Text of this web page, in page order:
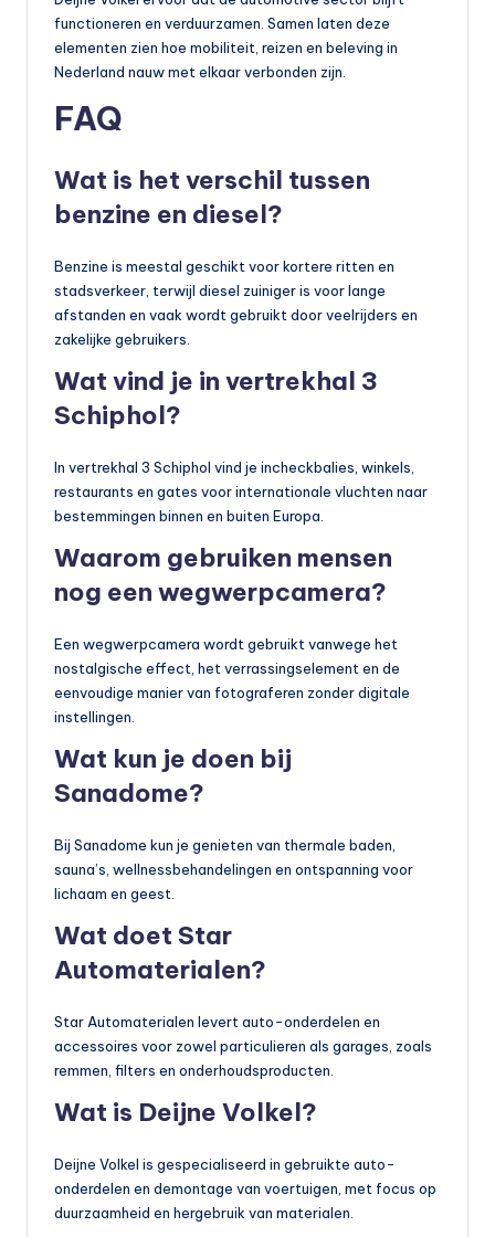
functioneren en verduurzamen. Samen laten deze
elementen zien hoe mobiliteit, reizen en beleving in
Nederland nauw met elkaar verbonden zijn.
FAQ
Wat is het verschil tussen
benzine en diesel?
Benzine is meestal geschikt voor kortere ritten en
stadsverkeer, terwijl diesel zuiniger is voor lange
afstanden en vaak wordt gebruikt door veelrijders en
zakelijke gebruikers.
Wat vind je in vertrekhal 3
Schiphol?
In vertrekhal 3 Schiphol vind je incheckbalies, winkels,
restaurants en gates voor internationale vluchten naar
bestemmingen binnen en buiten Europa.
Waarom gebruiken mensen
nog een wegwerpcamera?
Een wegwerpcamera wordt gebruikt vanwege het
nostalgische effect, het verrassingselement en de
eenvoudige manier van fotograferen zonder digitale
instellingen.
Wat kun je doen bij
Sanadome?
Bij Sanadome kun je genieten van thermale baden,
sauna’s, wellnessbehandelingen en ontspanning voor
lichaam en geest.
Wat doet Star
Automaterialen?
Star Automaterialen levert auto-onderdelen en
accessoires voor zowel particulieren als garages, zoals
remmen, filters en onderhoudsproducten.
Wat is Deijne Volkel?
Deijne Volkel is gespecialiseerd in gebruikte auto-
onderdelen en demontage van voertuigen, met focus op
duurzaamheid en hergebruik van materialen.